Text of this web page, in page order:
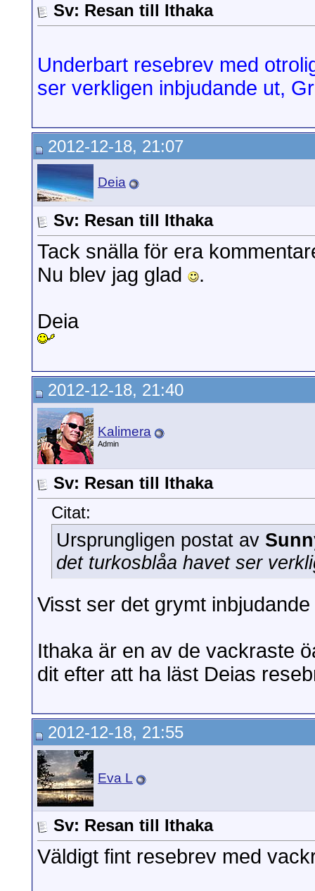
Sv: Resan till Ithaka
Underbart resebrev med
ser verkligen inbjudande ut,
2012-12-18, 21:07
Deia
Sv: Resan till Ithaka
Tack snälla för era
Nu blev jag glad
.
Deia
2012-12-18, 21:40
Kalimera
Admin
Sv: Resan till Ithaka
Citat:
Ursprungligen postat av
det turkosblåa havet ser
Visst ser det grymt inbjudande
Ithaka är en av de vackraste
dit efter att ha läst Deias
2012-12-18, 21:55
Eva L
Sv: Resan till Ithaka
Väldigt fint resebrev med